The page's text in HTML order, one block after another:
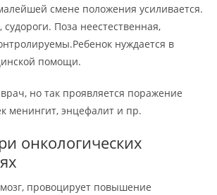
смене положения усиливается.
Поза неестественная,
нуждается в
помощи.
но так проявляется поражение
менингит, энцефалит и пр.
онкологических
провоцирует повышение